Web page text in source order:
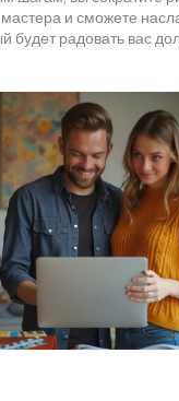
и сможете
будет радовать вас